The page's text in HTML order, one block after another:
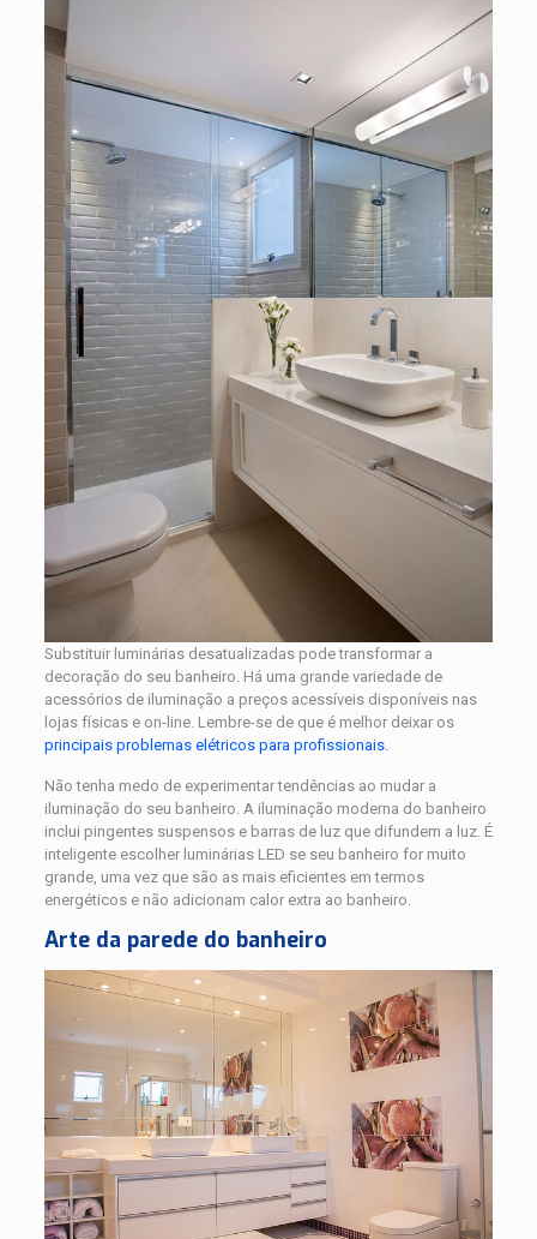
Substituir luminárias desatualizadas pode transformar a
decoração do seu banheiro. Há uma grande variedade de
acessórios de iluminação a preços acessíveis disponíveis nas
lojas físicas e on-line. Lembre-se de que é melhor deixar os
principais problemas elétricos para profissionais.
Não tenha medo de experimentar tendências ao mudar a
iluminação do seu banheiro. A iluminação moderna do banheiro
inclui pingentes suspensos e barras de luz que difundem a luz. É
inteligente escolher luminárias LED se seu banheiro for muito
grande, uma vez que são as mais eficientes em termos
energéticos e não adicionam calor extra ao banheiro.
Arte da parede do banheiro